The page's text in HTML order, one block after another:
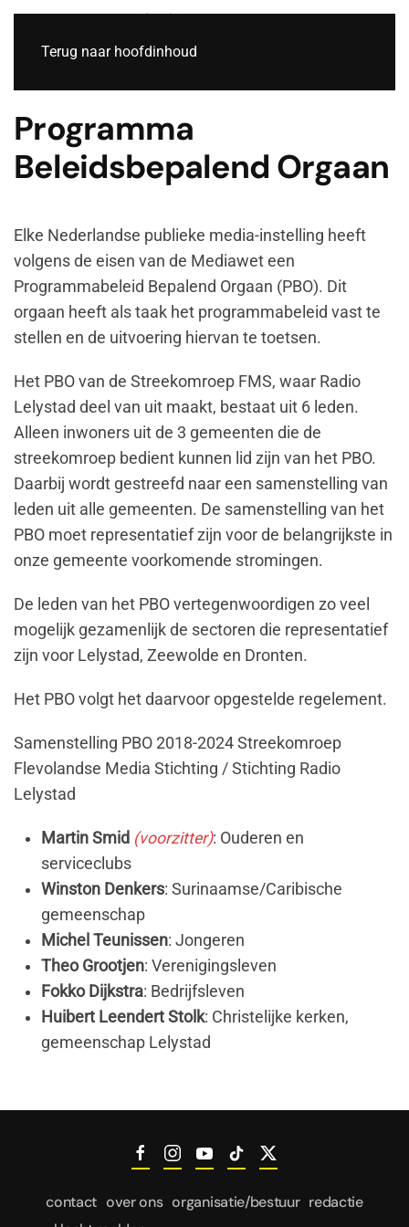
Terug naar hoofdinhoud
Programma
Beleidsbepalend Orgaan
Elke Nederlandse publieke media-instelling heeft
volgens de eisen van de Mediawet een
Programmabeleid Bepalend Orgaan (PBO). Dit
orgaan heeft als taak het programmabeleid vast te
stellen en de uitvoering hiervan te toetsen.
Het PBO van de Streekomroep FMS, waar Radio
Lelystad deel van uit maakt, bestaat uit 6 leden.
Alleen inwoners uit de 3 gemeenten die de
streekomroep bedient kunnen lid zijn van het PBO.
Daarbij wordt gestreefd naar een samenstelling van
leden uit alle gemeenten. De samenstelling van het
PBO moet representatief zijn voor de belangrijkste in
onze gemeente voorkomende stromingen.
De leden van het PBO vertegenwoordigen zo veel
mogelijk gezamenlijk de sectoren die representatief
zijn voor Lelystad, Zeewolde en Dronten.
Het PBO volgt het daarvoor opgestelde regelement.
Samenstelling PBO 2018-2024 Streekomroep
Flevolandse Media Stichting / Stichting Radio
Lelystad
Martin Smid (voorzitter): Ouderen en
serviceclubs
Winston Denkers: Surinaamse/Caribische
gemeenschap
Michel Teunissen: Jongeren
Theo Grootjen: Verenigingsleven
Fokko Dijkstra: Bedrijfsleven
Huibert Leendert Stolk: Christelijke kerken,
gemeenschap Lelystad
contact over ons organisatie/bestuur redactie